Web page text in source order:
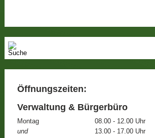
Öffnungszeiten:
Verwaltung & Bürgerbüro
Montag
08.00 - 12.00 Uhr
und
13.00 - 17.00 Uhr